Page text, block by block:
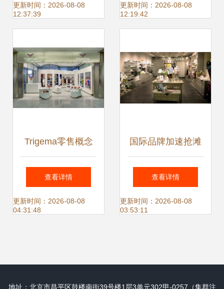
店重塑时尚体验
更新时间：2026-08-08
12:37:39
零售效率的关键
更新时间：2026-08-08
12:19:42
Trigema零售概念
店 传统工艺遇见未
来零售体验
查看详情
更新时间：2026-08-08
04:31:48
国际品牌加速抢滩
中国童装市场，服
装服饰零售格局生
查看详情
更新时间：2026-08-08
03:53:11
地址：北京市昌平区鼓楼南街39号楼1层3单元302甲-0257（集群注